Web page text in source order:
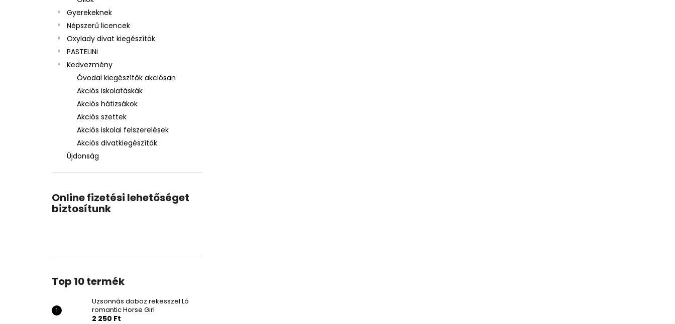
Gyerekeknek
Népszerű licencek
Oxylady divat kiegészítők
PASTELINi
Kedvezmény
Óvodai kiegészítők akciósan
Akciós iskolatáskák
Akciós hátizsákok
Akciós szettek
Akciós iskolai felszerelések
Akciós divatkiegészítők
Újdonság
Online fizetési lehetőséget
biztosítunk
Top 10 termék
Uzsonnás doboz rekesszel Ló
romantic Horse Girl
2 250 Ft